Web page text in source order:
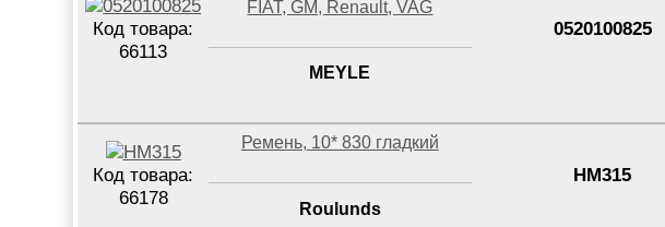
Код товара:
66113
FIAT, GM, Renault, VAG
MEYLE
0520100825
Код товара:
66178
Ремень, 10* 830 гладкий
Roulunds
HM315